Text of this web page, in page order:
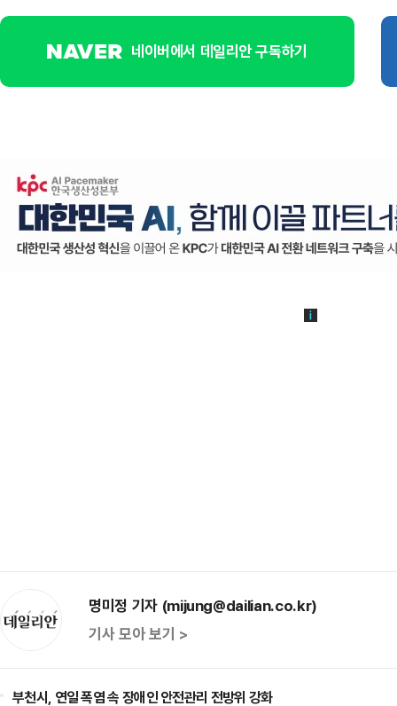
네이버에서 데일리안 구독하기
명미정 기자 (mijung@dailian.co.kr)
기사 모아 보기 >
부천시, 연일 폭염 속 장애인 안전관리 전방위 강화